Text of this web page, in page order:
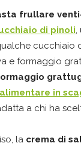
frullare
di pinoli,
cucchiaio
e formaggio
in
a chi ha
la crema di